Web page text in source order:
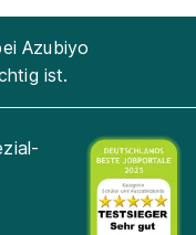
Azubiyo
ist.